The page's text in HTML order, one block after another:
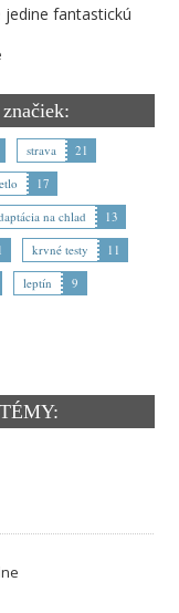
fantastickú
strava
21
17
na chlad
13
krvné testy
11
leptín
9